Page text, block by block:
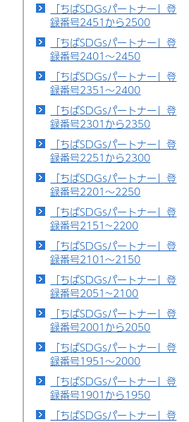
「ちばSDGsパートナー」登
録番号2451から2500
「ちばSDGsパートナー」登
録番号2401～2450
「ちばSDGsパートナー」登
録番号2351～2400
「ちばSDGsパートナー」登
録番号2301から2350
「ちばSDGsパートナー」登
録番号2251から2300
「ちばSDGsパートナー」登
録番号2201～2250
「ちばSDGsパートナー」登
録番号2151~2200
「ちばSDGsパートナー」登
録番号2101～2150
「ちばSDGsパートナー」登
録番号2051~2100
「ちばSDGsパートナー」登
録番号2001から2050
「ちばSDGsパートナー」登
録番号1951～2000
「ちばSDGsパートナー」登
録番号1901から1950
「ちばSDGsパートナー」登